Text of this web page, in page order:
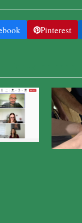
Pinterest